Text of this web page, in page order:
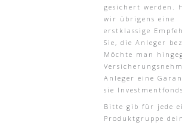
gesichert werden.
wir übrigens eine
erstklassige
Sie, die Anleger
Möchte man
Anleger eine
sie
Bitte gib für jede
Produktgruppe